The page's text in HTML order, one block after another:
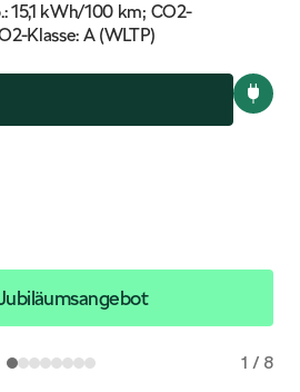
15,1 kWh/100 km; CO2-
Klasse: A (WLTP)
1 / 8